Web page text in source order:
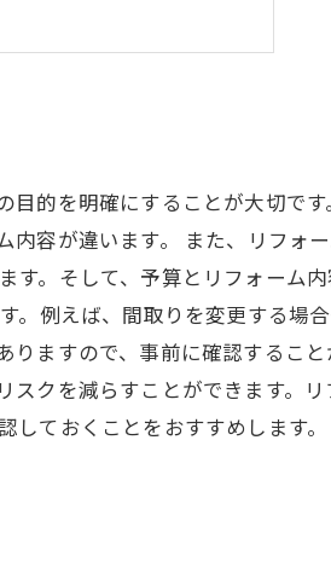
的を明確にすることが大切で
容が違います。 また、リフォ
。そして、予算とリフォーム
。例えば、間取りを変更する場
ますので、事前に確認するこ
クを減らすことができます。
ておくことをおすすめします。